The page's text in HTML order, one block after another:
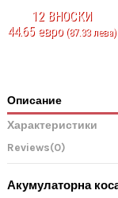
12 ВНОСКИ
44.65 евро(87.33 лева)
Описание
Характеристики
Reviews(0)
Акумулаторна